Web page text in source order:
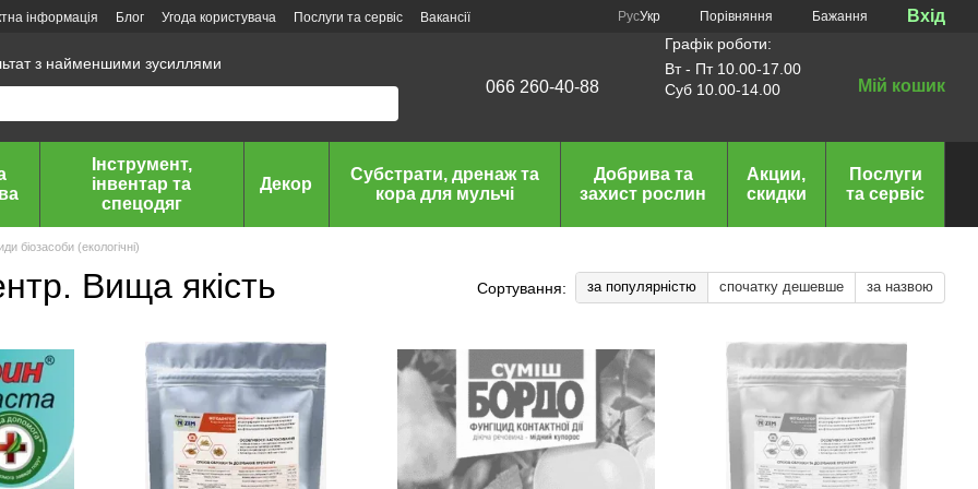
інформація Блог Угода користувача Послуги та сервіс Вакансії РусУкр Порівняння Бажання Вхід
з найменшими зусиллями
066 260-40-88
Графік роботи:
Вт - Пт 10.00-17.00
Суб 10.00-14.00
Мій кошик
Інструмент,
інвентар та
спецодяг
Декор
Субстрати, дренаж та
кора для мульчі
Добрива та
захист рослин
Акции,
скидки
Послуги
та сервіс
біозасоби (екологічні)
Вища якість Сортування: за популярністю спочатку дешевше за назвою